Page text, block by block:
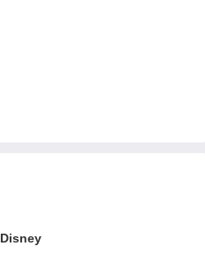
Disney